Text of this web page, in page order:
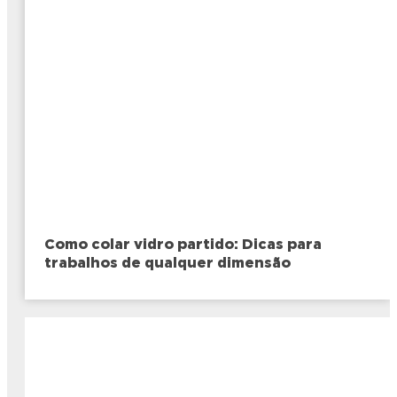
Como colar vidro partido: Dicas para
trabalhos de qualquer dimensão